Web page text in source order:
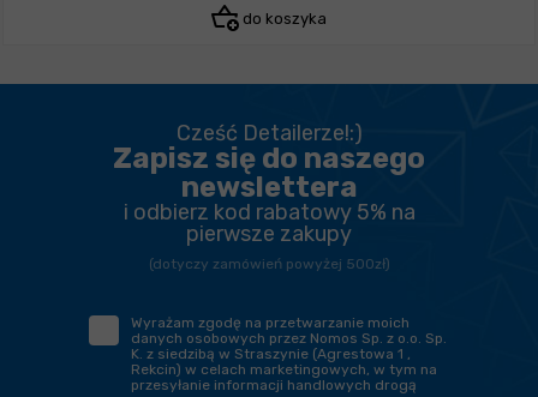
do koszyka
Cześć Detailerze!:)
Zapisz się do naszego
newslettera
i odbierz kod rabatowy 5% na
pierwsze zakupy
(dotyczy zamówień powyżej 500zł)
Wyrażam zgodę na przetwarzanie moich
danych osobowych przez Nomos Sp. z o.o. Sp.
K. z siedzibą w Straszynie (Agrestowa 1 ,
Rekcin) w celach marketingowych, w tym na
przesyłanie informacji handlowych drogą